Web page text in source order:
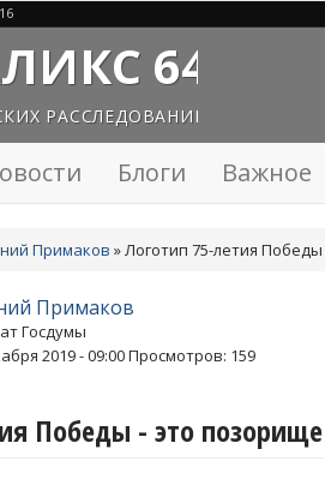
64
РАССЛЕДОВАНИЙ
Блоги Важное
Примаков »Логотип 75-летия
Примаков
Госдумы
2019 - 09:00Просмотров: 159
Победы - это